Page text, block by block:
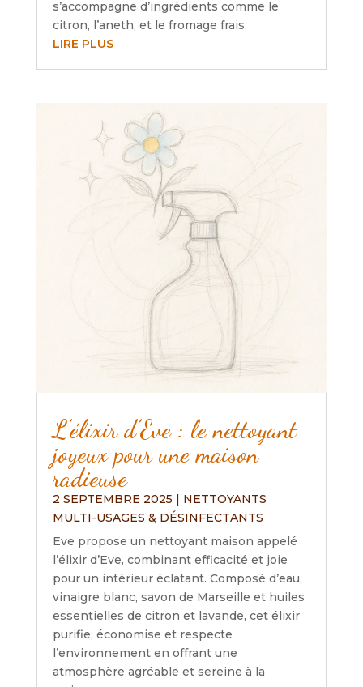
s’accompagne d’ingrédients comme le
citron, l’aneth, et le fromage frais.
LIRE PLUS
L’élixir d’Eve : le nettoyant
joyeux pour une maison
radieuse
2 SEPTEMBRE 2025 | NETTOYANTS
MULTI-USAGES & DÉSINFECTANTS
Eve propose un nettoyant maison appelé
l’élixir d’Eve, combinant efficacité et joie
pour un intérieur éclatant. Composé d’eau,
vinaigre blanc, savon de Marseille et huiles
essentielles de citron et lavande, cet élixir
purifie, économise et respecte
l’environnement en offrant une
atmosphère agréable et sereine à la